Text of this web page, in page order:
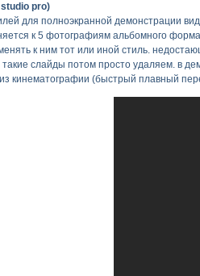
pro)
для полноэкранной демонстрации
к 5 фотографиям альбомного
к ним тот или иной стиль.
слайды потом просто удаляем. в
кинематографии (быстрый плавный